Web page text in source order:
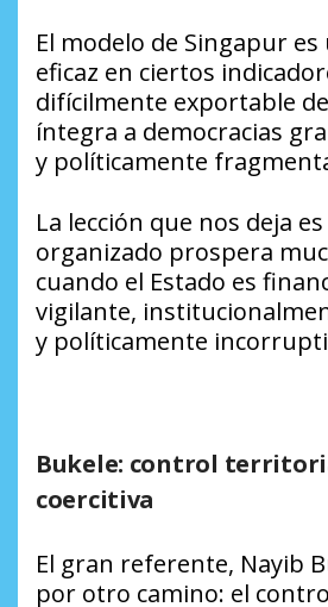
El modelo de Singapur
eficaz en ciertos
difícilmente exportable
íntegra a democracias
y políticamente
La lección que nos deja
organizado prospera
cuando el Estado es
vigilante,
y políticamente
Bukele: control
coercitiva
El gran referente, Nayib
por otro camino: el